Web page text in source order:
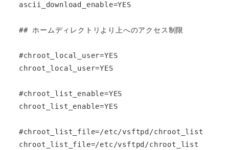
ascii_download_enable=YES
## ホームディレクトリより上へのアクセス制限
#chroot_local_user=YES
chroot_local_user=YES
#chroot_list_enable=YES
chroot_list_enable=YES
#chroot_list_file=/etc/vsftpd/chroot_list
chroot_list_file=/etc/vsftpd/chroot_list